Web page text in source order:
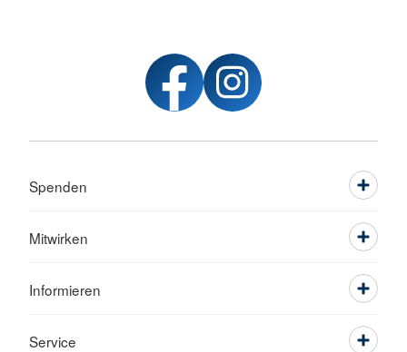
Spenden
Mitwirken
Informieren
Service